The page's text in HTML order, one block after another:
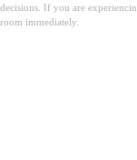
decisions. If you are
room immediately.